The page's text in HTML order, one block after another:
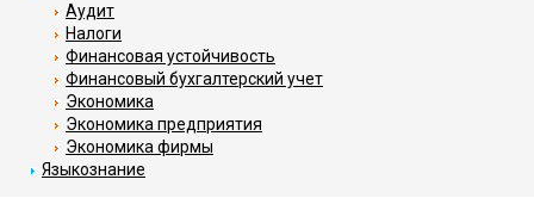
Аудит
Налоги
Финансовая устойчивость
Финансовый бухгалтерский учет
Экономика
Экономика предприятия
Экономика фирмы
Языкознание